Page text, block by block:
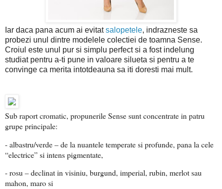
Iar daca pana acum ai evitatsalopetele, indrazneste sa
probezi unul dintre modelele colectiei de toamna Sense.
Croiul este unul pur si simplu perfect si a fost indelung
studiat pentru a-ti pune in valoare silueta si pentru a te
convinge ca merita intotdeauna sa iti doresti mai mult.
Sub raport cromatic, propunerile Sense sunt concentrate in patru
grupe principale:
- albastru/verde – de la nuantele temperate si profunde, pana la cele
“electrice” si intens pigmentate,
- rosu – declinat in visiniu, burgund, imperial, rubin, merlot sau
mahon, maro si